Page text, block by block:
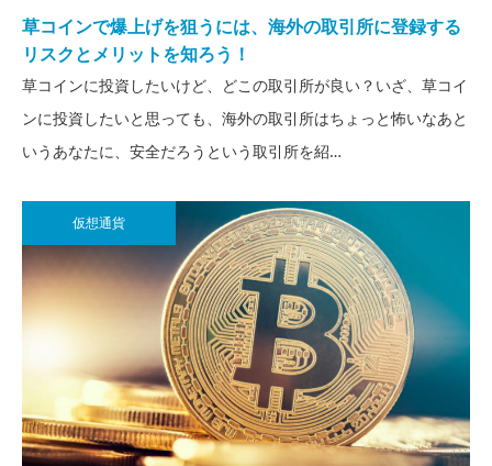
草コインで爆上げを狙うには、海外の取引所に登録する
リスクとメリットを知ろう！
草コインに投資したいけど、どこの取引所が良い？いざ、草コイ
ンに投資したいと思っても、海外の取引所はちょっと怖いなあと
いうあなたに、安全だろうという取引所を紹…
仮想通貨